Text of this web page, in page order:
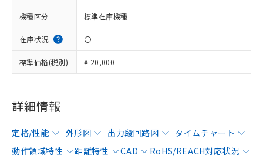
機種区分 標準在庫機種
在庫状況 〇
標準価格(税別) ¥ 20,000
詳細情報
定格/性能 外形図 出力段回路図
タイムチャート
動作領域特性
距離特性 CAD
RoHS/REACH対応状況